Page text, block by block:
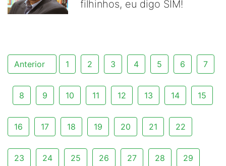
filhinhos, eu digo SIM!
Anterior 1 2 3 4 5 6 7
8 9 10 11 12 13 14 15
16 17 18 19 20 21 22
23 24 25 26 27 28 29